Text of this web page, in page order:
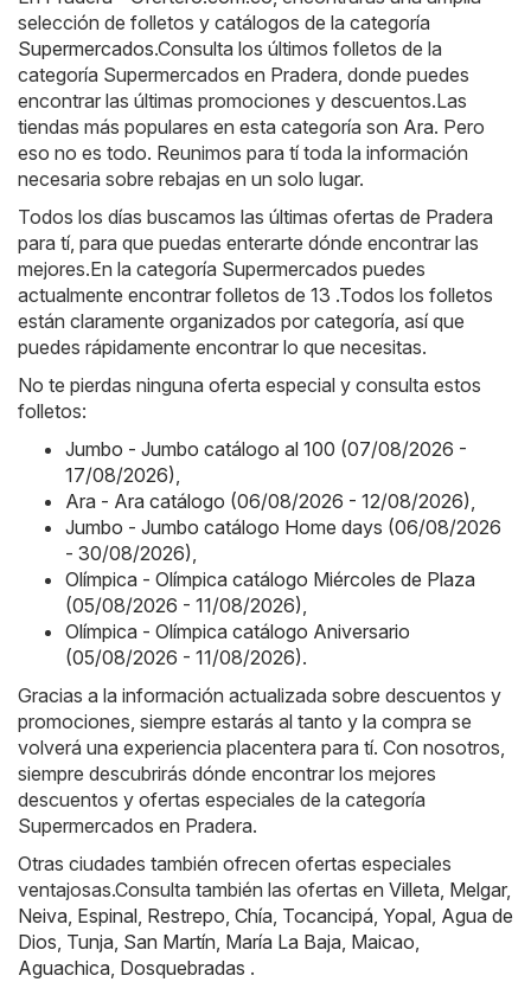
selección de folletos y catálogos de la categoría
Supermercados.Consulta los últimos folletos de la
categoría Supermercados en Pradera, donde puedes
encontrar las últimas promociones y descuentos.Las
tiendas más populares en esta categoría son Ara. Pero
eso no es todo. Reunimos para tí toda la información
necesaria sobre rebajas en un solo lugar.
Todos los días buscamos las últimas ofertas de Pradera
para tí, para que puedas enterarte dónde encontrar las
mejores.En la categoría Supermercados puedes
actualmente encontrar folletos de 13 .Todos los folletos
están claramente organizados por categoría, así que
puedes rápidamente encontrar lo que necesitas.
No te pierdas ninguna oferta especial y consulta estos
folletos:
Jumbo - Jumbo catálogo al 100 (07/08/2026 -
17/08/2026),
Ara - Ara catálogo (06/08/2026 - 12/08/2026),
Jumbo - Jumbo catálogo Home days (06/08/2026
- 30/08/2026),
Olímpica - Olímpica catálogo Miércoles de Plaza
(05/08/2026 - 11/08/2026),
Olímpica - Olímpica catálogo Aniversario
(05/08/2026 - 11/08/2026).
Gracias a la información actualizada sobre descuentos y
promociones, siempre estarás al tanto y la compra se
volverá una experiencia placentera para tí. Con nosotros,
siempre descubrirás dónde encontrar los mejores
descuentos y ofertas especiales de la categoría
Supermercados en Pradera.
Otras ciudades también ofrecen ofertas especiales
ventajosas.Consulta también las ofertas en Villeta, Melgar,
Neiva, Espinal, Restrepo, Chía, Tocancipá, Yopal, Agua de
Dios, Tunja, San Martín, María La Baja, Maicao,
Aguachica, Dosquebradas .